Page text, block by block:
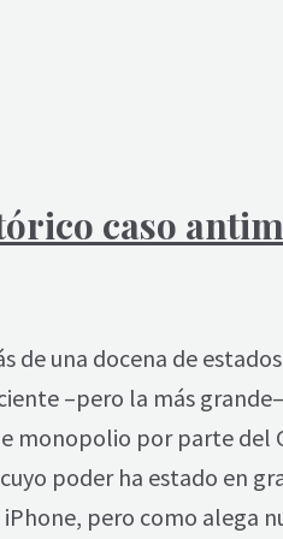
caso
de una docena de
–pero la más
monopolio por parte del
poder ha estado en
pero como alega